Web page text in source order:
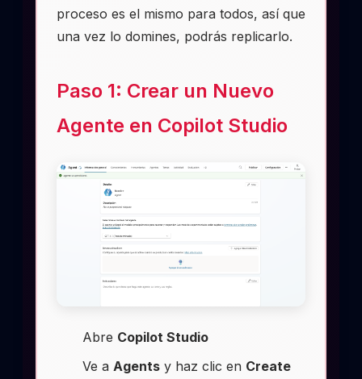
proceso es el mismo para todos, así que
una vez lo domines, podrás replicarlo.
Paso 1: Crear un Nuevo
Agente en Copilot Studio
Abre Copilot Studio
Ve a Agents y haz clic en Create